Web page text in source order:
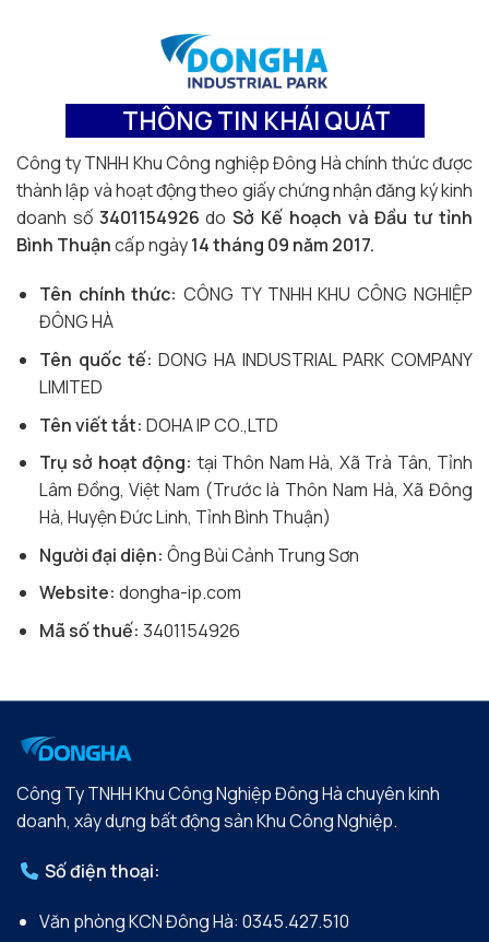
THÔNG TIN KHÁI QUÁT
Công ty TNHH Khu Công nghiệp Đông Hà chính thức được
thành lập và hoạt động theo giấy chứng nhận đăng ký kinh
doanh số 3401154926 doSở Kế hoạch và Đầu tư tỉnh
Bình Thuậncấp ngày14 tháng 09 năm 2017.
Tên chính thức: CÔNG TY TNHH KHU CÔNG NGHIỆP
ĐÔNG HÀ
Tên quốc tế: DONG HA INDUSTRIAL PARK COMPANY
LIMITED
Tên viết tắt: DOHA IP CO.,LTD
Trụ sở hoạt động: tại Thôn Nam Hà, Xã Trà Tân, Tỉnh
Lâm Đồng, Việt Nam (Trước là Thôn Nam Hà, Xã Đông
Hà, Huyện Đức Linh, Tỉnh Bình Thuận)
Người đại diện: Ông Bùi Cảnh Trung Sơn
Website: dongha-ip.com
Mã số thuế: 3401154926
Công Ty TNHH Khu Công Nghiệp Đông Hà chuyên kinh
doanh, xây dựng bất động sản Khu Công Nghiệp.
Số điện thoại:
Văn phòng KCN Đông Hà: 0345.427.510